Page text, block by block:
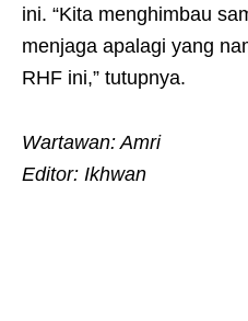
ini. “Kita menghimbau
menjaga apalagi yang
RHF ini,” tutupnya.
Wartawan: Amri
Editor: Ikhwan